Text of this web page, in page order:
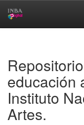
educación
Instituto
Artes.